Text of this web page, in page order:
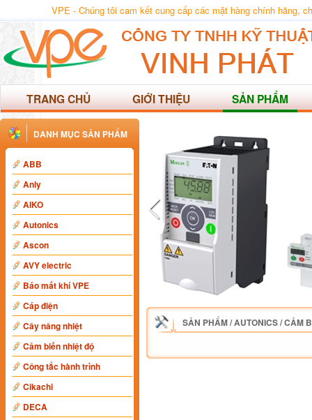
VPE - Chúng tôi cam kết cung cấp các mặt hàng chính hãng,
TRANG CHỦ GIỚI THIỆU SẢN PHẨM
DANH MỤC SẢN PHẨM
ABB
Anly
AIKO
Autonics
Ascon
AVY electric
Báo mất khí VPE
Cáp điện
Cây nâng nhiệt
Cảm biến nhiệt độ
Công tắc hành trình
Cikachi
DECA
SẢN PHẨM/AUTONICS/CẢM